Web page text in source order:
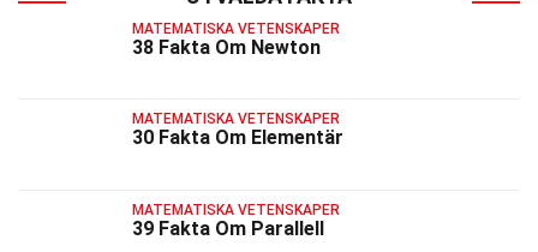
MATEMATISKA VETENSKAPER
38 Fakta Om Newton
MATEMATISKA VETENSKAPER
30 Fakta Om Elementär
MATEMATISKA VETENSKAPER
39 Fakta Om Parallell